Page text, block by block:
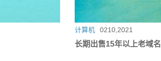
计算机 0210,2021
长期出售15年以上老域名